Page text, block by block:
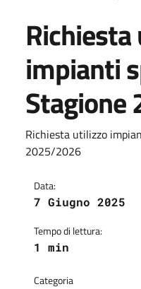
impianti
Richiesta utilizzo
2025/2026
Data:
7 Giugno 2025
Tempo di lettura:
1 min
Categoria